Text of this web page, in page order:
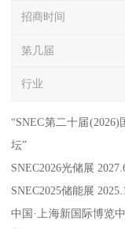
招商时间
第几届
行业
“SNEC第二十届
坛”
SNEC2026光储展
SNEC2025储能展
中国·上海新国际博览